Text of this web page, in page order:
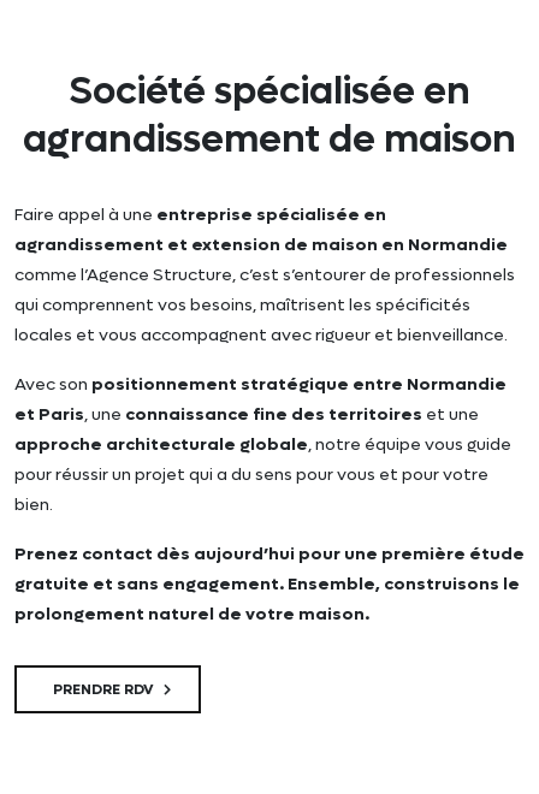
Société spécialisée en
agrandissement de maison
Faire appel à une entreprise spécialisée en
agrandissement et extension de maison en Normandie
comme l’Agence Structure, c’est s’entourer de professionnels
qui comprennent vos besoins, maîtrisent les spécificités
locales et vous accompagnent avec rigueur et bienveillance.
Avec son positionnement stratégique entre Normandie
et Paris, une connaissance fine des territoires et une
approche architecturale globale, notre équipe vous guide
pour réussir un projet qui a du sens pour vous et pour votre
bien.
Prenez contact dès aujourd’hui pour une première étude
gratuite et sans engagement. Ensemble, construisons le
prolongement naturel de votre maison.
PRENDRE RDV